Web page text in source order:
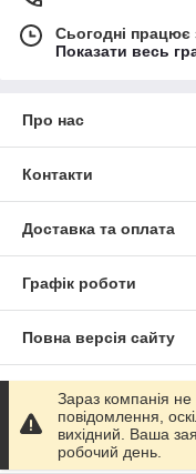
Сьогодні працює
Показати весь
Про нас
Контакти
Доставка та оплата
Графік роботи
Повна версія сайту
Сайт створено на
Політика
Зараз компанія
повідомлення,
вихідний. Ваша
робочий день.